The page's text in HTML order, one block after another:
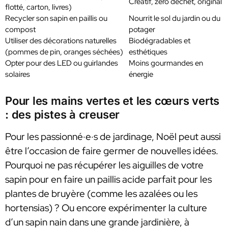
flotté, carton, livres)
Recycler son sapin en paillis ou
compost
Nourrit le sol du jardin ou du
potager
Utiliser des décorations naturelles
(pommes de pin, oranges séchées)
Biodégradables et
esthétiques
Opter pour des LED ou guirlandes
solaires
Moins gourmandes en
énergie
Pour les mains vertes et les cœurs verts
: des pistes à creuser
Pour les passionné·e·s de jardinage, Noël peut aussi
être l’occasion de faire germer de nouvelles idées.
Pourquoi ne pas récupérer les aiguilles de votre
sapin pour en faire un paillis acide parfait pour les
plantes de bruyère (comme les azalées ou les
hortensias) ? Ou encore expérimenter la culture
d’un sapin nain dans une grande jardinière, à